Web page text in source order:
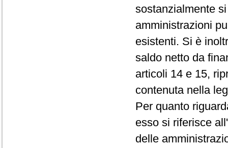
sostanzialmente
amministrazioni
esistenti. Si è
saldo netto da
articoli 14 e 15,
contenuta nella
Per quanto
esso si riferisce
delle